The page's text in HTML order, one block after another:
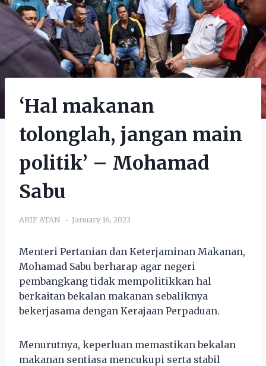
‘Hal makanan
tolonglah, jangan main
politik’ – Mohamad
Sabu
ARIF ATAN January 16, 2023
Menteri Pertanian dan Keterjaminan Makanan,
Mohamad Sabu berharap agar negeri
pembangkang tidak mempolitikkan hal
berkaitan bekalan makanan sebaliknya
bekerjasama dengan Kerajaan Perpaduan.
Menurutnya, keperluan memastikan bekalan
makanan sentiasa mencukupi serta stabil